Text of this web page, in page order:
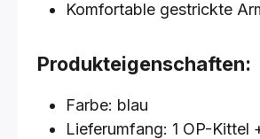
Komfortable gestrickte
Produkteigenschaften:
Farbe: blau
Lieferumfang: 1 OP-Kittel